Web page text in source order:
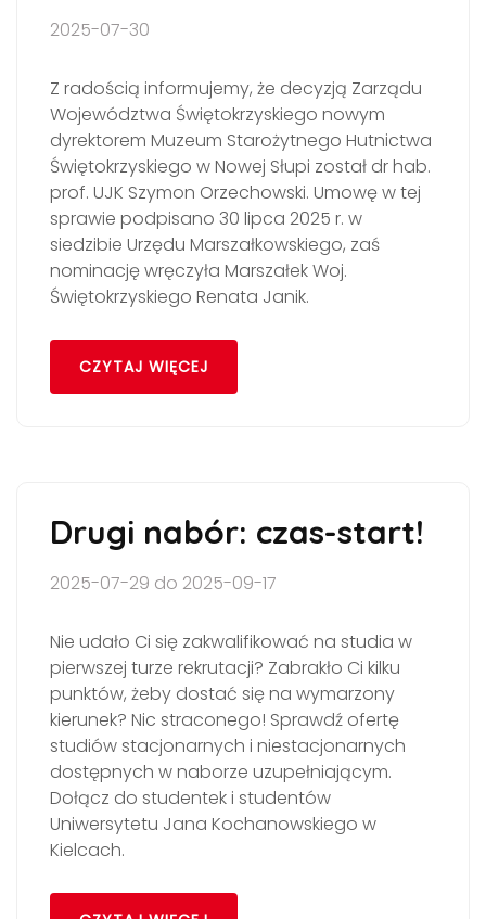
2025-07-30
Z radością informujemy, że decyzją Zarządu
Województwa Świętokrzyskiego nowym
dyrektorem Muzeum Starożytnego Hutnictwa
Świętokrzyskiego w Nowej Słupi został dr hab.
prof. UJK Szymon Orzechowski. Umowę w tej
sprawie podpisano 30 lipca 2025 r. w
siedzibie Urzędu Marszałkowskiego, zaś
nominację wręczyła Marszałek Woj.
Świętokrzyskiego Renata Janik.
CZYTAJ WIĘCEJ
Drugi nabór: czas-start!
2025-07-29 do 2025-09-17
Nie udało Ci się zakwalifikować na studia w
pierwszej turze rekrutacji? Zabrakło Ci kilku
punktów, żeby dostać się na wymarzony
kierunek? Nic straconego! Sprawdź ofertę
studiów stacjonarnych i niestacjonarnych
dostępnych w naborze uzupełniającym.
Dołącz do studentek i studentów
Uniwersytetu Jana Kochanowskiego w
Kielcach.